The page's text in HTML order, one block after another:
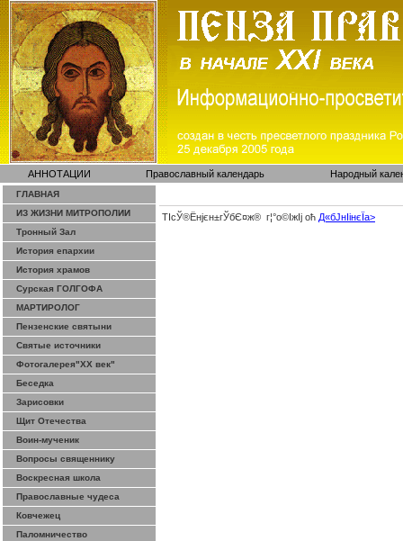
АННОТАЦИИ Православный календарь Народный
ГЛАВНАЯ
ИЗ ЖИЗНИ МИТРОПОЛИИ
Тронный Зал
История епархии
История храмов
Сурская ГОЛГОФА
МАРТИРОЛОГ
Пензенские святыни
Святые источники
Фотогалерея"ХХ век"
Беседка
Зарисовки
Щит Отечества
Воин-мученик
Вопросы священнику
Воскресная школа
Православные чудеса
Ковчежец
Паломничество
ТІсЎ®Ёнјєн±­гЎ­бЄ¤ж® г¦°о©ІжІј оћ Д«бЈ­нІінєЇa>